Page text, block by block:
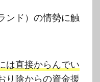
ンド）の情勢に触
は直接からんでい
り陰からの資金援